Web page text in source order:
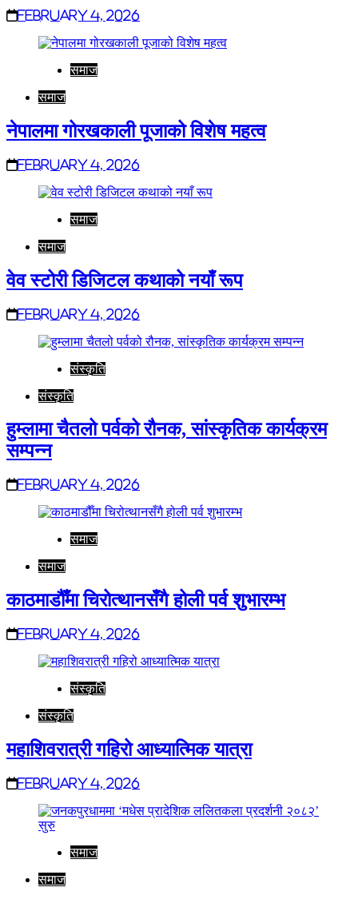
February 4, 2026
समाज
समाज
नेपालमा गोरखकाली पूजाको विशेष महत्व
February 4, 2026
समाज
समाज
वेव स्टोरी डिजिटल कथाको नयाँ रूप
February 4, 2026
संस्कृति
संस्कृति
हुम्लामा चैतलो पर्वको रौनक, सांस्कृतिक कार्यक्रम
सम्पन्न
February 4, 2026
समाज
समाज
काठमाडौँमा चिरोत्थानसँगै होली पर्व शुभारम्भ
February 4, 2026
संस्कृति
संस्कृति
महाशिवरात्री गहिरो आध्यात्मिक यात्रा
February 4, 2026
समाज
समाज